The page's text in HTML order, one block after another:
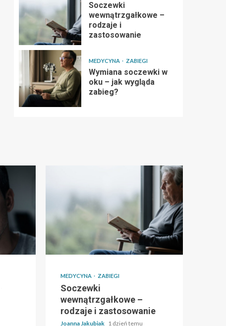
Soczewki
wewnątrzgałkowe –
rodzaje i
zastosowanie
MEDYCYNA ZABIEGI
Wymiana soczewki w
oku – jak wygląda
zabieg?
MEDYCYNA ZABIEGI
Soczewki
wewnątrzgałkowe –
rodzaje i zastosowanie
Joanna Jakubiak 1 dzień temu